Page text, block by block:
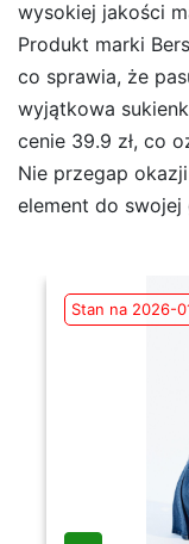
wysokiej jakości
Produkt marki
co sprawia, że
wyjątkowa
cenie 39.9 zł, co
Nie przegap
element do
Stan na 2026-